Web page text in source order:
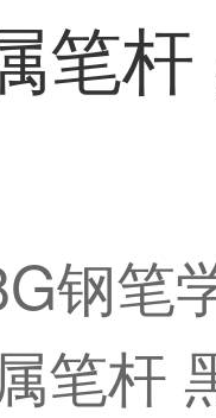
笔
钢笔
笔杆